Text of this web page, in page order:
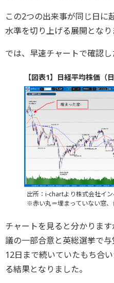
この2つの出来事が同じ日に
水準を切り上げる展開となり
では、早速チャートで確認し
【図表1】日経平均株価（日
出所：i-chartより株式会社イ
※赤い丸＝埋まっていない窓
チャートを見ると分かりま
議の一部合意と英総選挙で
12日まで続いていたもち合
る結果となりました。